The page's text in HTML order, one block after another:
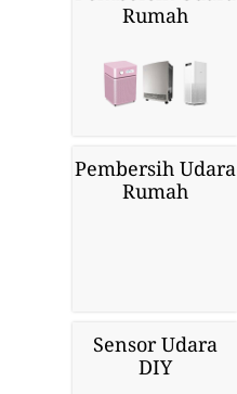
Rumah
Pembersih Udara
Rumah
Sensor Udara
DIY